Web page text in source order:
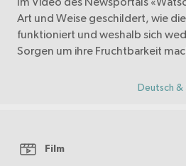
Art und Weise geschildert, wie
funktioniert und weshalb sich
Sorgen um ihre Fruchtbarkeit
Deutsch &
Film